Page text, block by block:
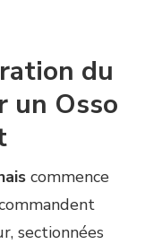
du
un Osso
commence
sectionnées